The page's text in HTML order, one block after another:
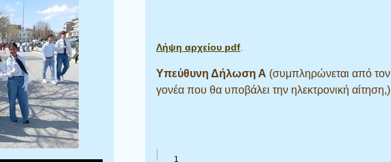
Λήψη αρχείου pdf
Υπεύθυνη Δήλωση Α (συμπληρώνεται από τον
γονέα που θα υποβάλει την ηλεκτρονική αίτηση,)